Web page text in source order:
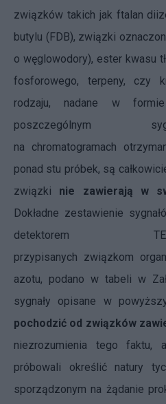
związków takich jak ftalan
butylu (FDB), związki
o węglowodory), ester kwasu
fosforowego, terpeny, czy
rodzaju, nadane w
poszczególnym
na chromatogramach
ponad stu próbek, są
związki nie zawierają w
Dokładne zestawienie
detektorem
przypisanych związkom
azotu, podano w tabeli w
sygnały opisane w
pochodzić od związków
niezrozumienia tego faktu,
próbowali określić natury
sporządzonym na żądanie